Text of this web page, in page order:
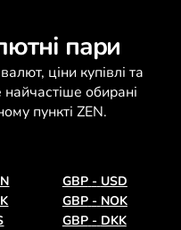
пари
, ціни купівлі та
обирані
пункті ZEN.
GBP - USD
GBP - NOK
GBP - DKK